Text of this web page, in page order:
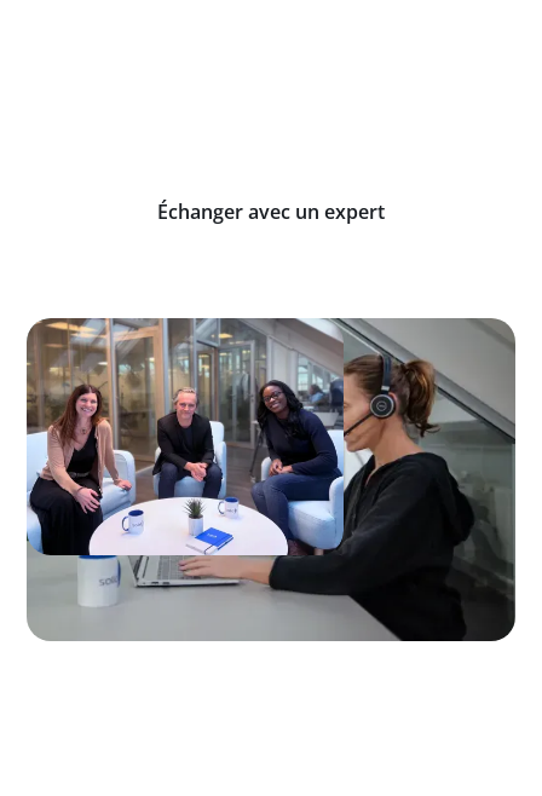
Échanger avec un expert